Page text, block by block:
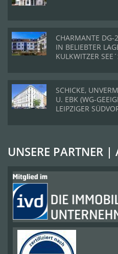
CHARMANTE DG-
IN BELIEBTER
KULKWITZER
SCHICKE,
U. EBK (WG-
LEIPZIGER
UNSERE PARTNER